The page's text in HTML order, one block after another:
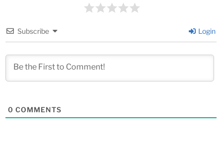
Subscribe Login
0 COMMENTS